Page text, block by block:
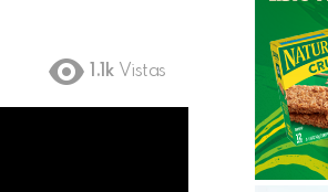
1.1k Vistas